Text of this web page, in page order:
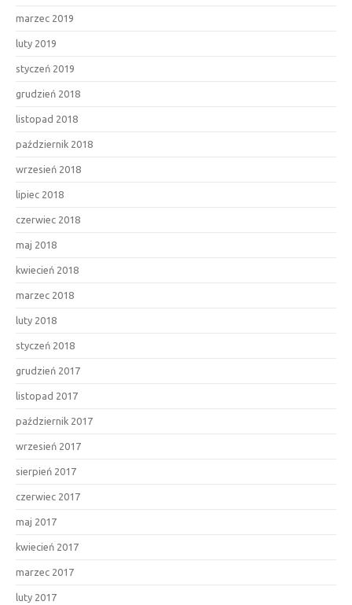
marzec 2019
luty 2019
styczeń 2019
grudzień 2018
listopad 2018
październik 2018
wrzesień 2018
lipiec 2018
czerwiec 2018
maj 2018
kwiecień 2018
marzec 2018
luty 2018
styczeń 2018
grudzień 2017
listopad 2017
październik 2017
wrzesień 2017
sierpień 2017
czerwiec 2017
maj 2017
kwiecień 2017
marzec 2017
luty 2017